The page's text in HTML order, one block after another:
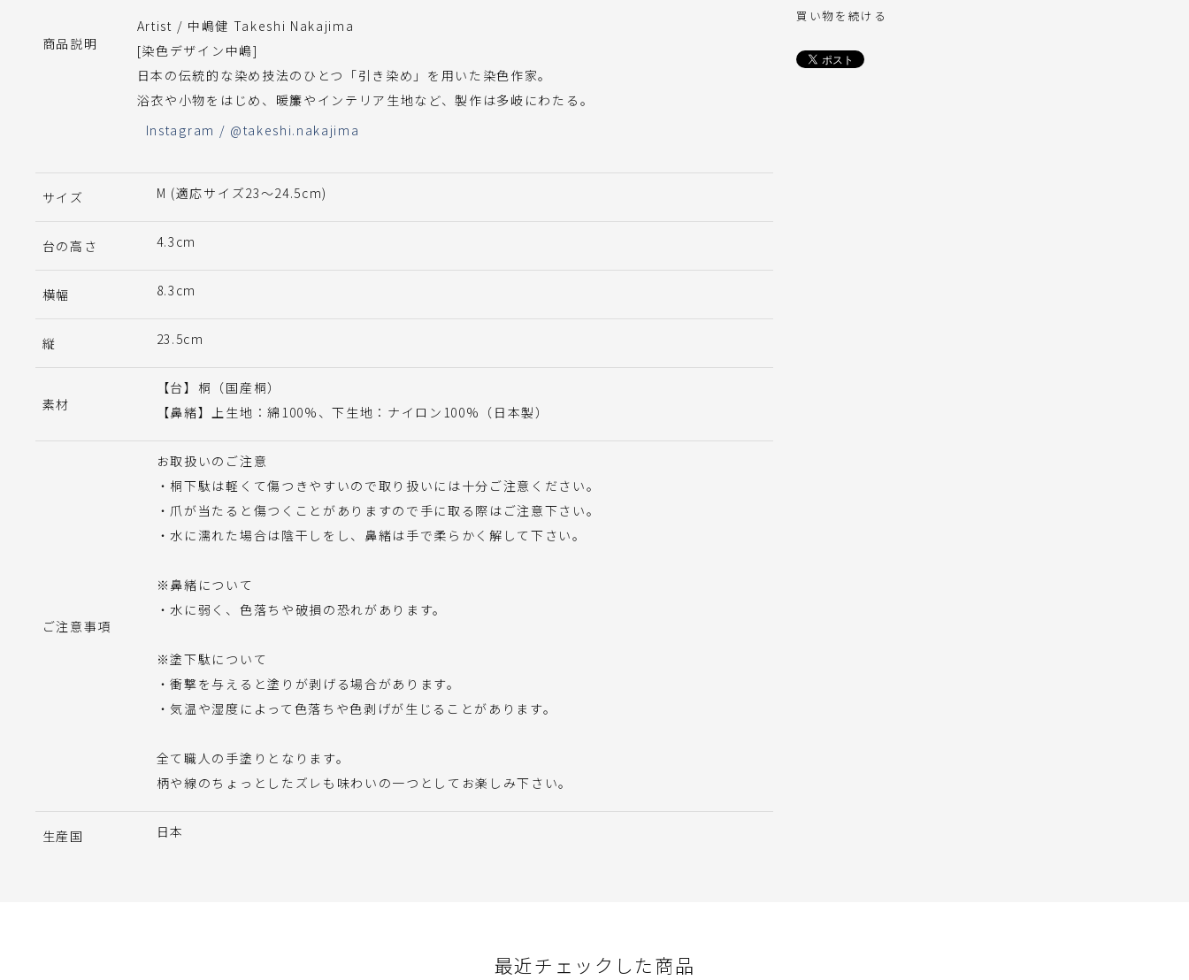
商品説明
Artist / 中嶋健 Takeshi Nakajima
[染色デザイン中嶋]
日本の伝統的な染め技法のひとつ「引き染め」を用いた染色作家。
浴衣や小物をはじめ、暖簾やインテリア生地など、製作は多岐にわたる。
Instagram / @takeshi.nakajima
サイズ M (適応サイズ23〜24.5cm)
台の高さ 4.3cm
横幅 8.3cm
縦 23.5cm
素材
【台】桐（国産桐）
【鼻緒】上生地：綿100%、下生地：ナイロン100%（日本製）
ご注意事項
お取扱いのご注意
・桐下駄は軽くて傷つきやすいので取り扱いには十分ご注意ください。
・爪が当たると傷つくことがありますので手に取る際はご注意下さい。
・水に濡れた場合は陰干しをし、鼻緒は手で柔らかく解して下さい。
※鼻緒について
・水に弱く、色落ちや破損の恐れがあります。
※塗下駄について
・衝撃を与えると塗りが剥げる場合があります。
・気温や湿度によって色落ちや色剥げが生じることがあります。
全て職人の手塗りとなります。
柄や線のちょっとしたズレも味わいの一つとしてお楽しみ下さい。
生産国 日本
買い物を続ける
最近チェックした商品